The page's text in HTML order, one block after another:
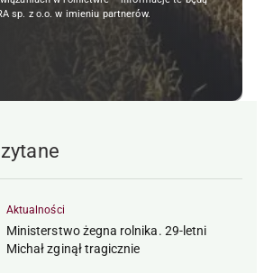
sp. z o.o. w imieniu partnerów.
Aktualności
Ministerstwo żegna rolnika. 29-letni
Michał zginął tragicznie